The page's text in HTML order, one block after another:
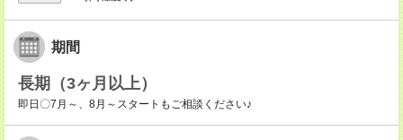
期間
長期（3ヶ月以上）
即日〇7月～、8月～スタートもご相談ください♪